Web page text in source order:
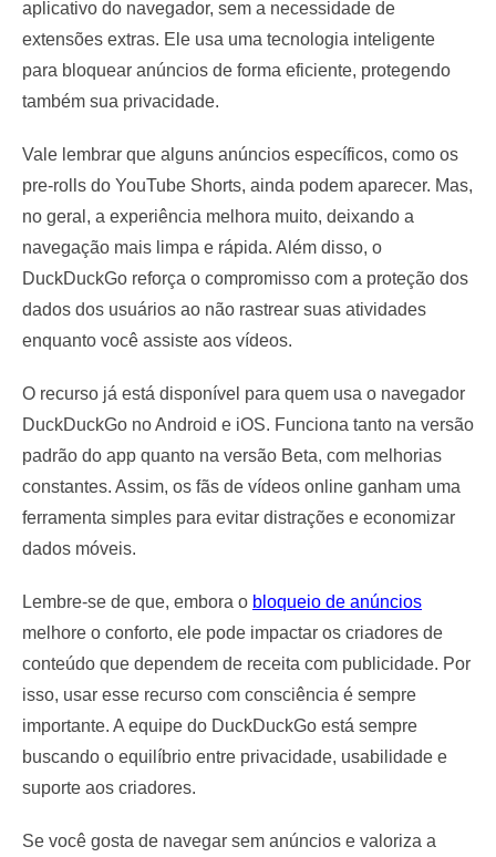
aplicativo do navegador, sem a necessidade de
extensões extras. Ele usa uma tecnologia inteligente
para bloquear anúncios de forma eficiente, protegendo
também sua privacidade.
Vale lembrar que alguns anúncios específicos, como os
pre-rolls do YouTube Shorts, ainda podem aparecer. Mas,
no geral, a experiência melhora muito, deixando a
navegação mais limpa e rápida. Além disso, o
DuckDuckGo reforça o compromisso com a proteção dos
dados dos usuários ao não rastrear suas atividades
enquanto você assiste aos vídeos.
O recurso já está disponível para quem usa o navegador
DuckDuckGo no Android e iOS. Funciona tanto na versão
padrão do app quanto na versão Beta, com melhorias
constantes. Assim, os fãs de vídeos online ganham uma
ferramenta simples para evitar distrações e economizar
dados móveis.
Lembre-se de que, embora o bloqueio de anúncios
melhore o conforto, ele pode impactar os criadores de
conteúdo que dependem de receita com publicidade. Por
isso, usar esse recurso com consciência é sempre
importante. A equipe do DuckDuckGo está sempre
buscando o equilíbrio entre privacidade, usabilidade e
suporte aos criadores.
Se você gosta de navegar sem anúncios e valoriza a